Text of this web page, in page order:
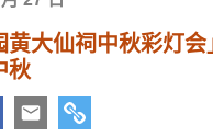
黄大仙祠中秋彩灯
秋